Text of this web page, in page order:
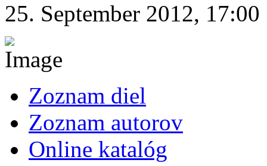
25. September 2012, 17:00
Zoznam diel
Zoznam autorov
Online katalóg